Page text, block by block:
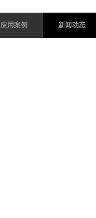
应用案例 新闻动态